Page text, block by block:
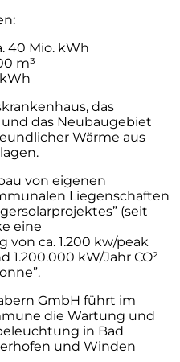
40 Mio. kWh
m³
das
das Neubaugebiet
Wärme aus
von eigenen
Liegenschaften
(seit
eine
ca. 1.200 kw/peak
kW/Jahr CO²
GmbH führt im
die Wartung und
in Bad
und Winden